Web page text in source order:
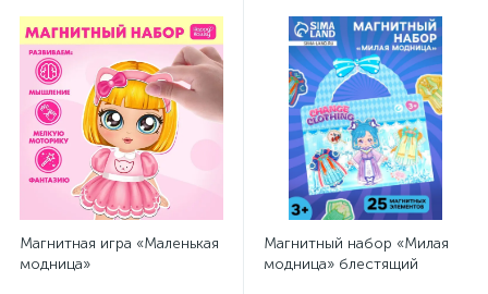
Магнитная игра «Маленькая
модница»
Магнитный набор «Милая
модница» блестящий